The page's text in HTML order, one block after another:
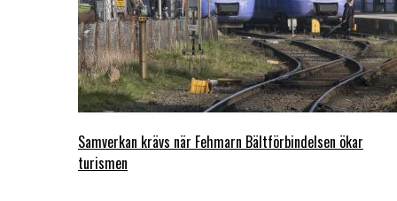
Samverkan krävs när Fehmarn Bältförbindelsen ökar
turismen